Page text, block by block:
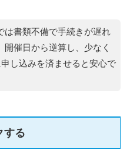
は書類不備で手続きが遅れ
開催日から逆算し、少なく
し込みを済ませると安心で
する